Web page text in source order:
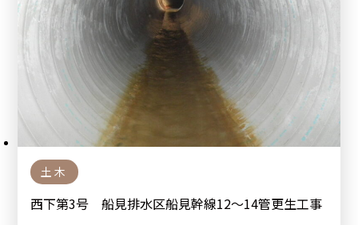
土木
西下第3号 船見排水区船見幹線12～14管更生工事